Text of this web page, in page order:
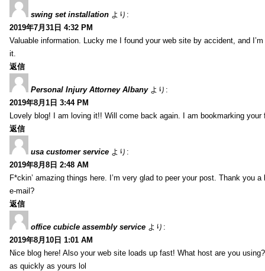
swing set installation より:
2019年7月31日 4:32 PM
Valuable information. Lucky me I found your web site by accident, and
it.
返信
Personal Injury Attorney Albany より:
2019年8月1日 3:44 PM
Lovely blog! I am loving it!! Will come back again. I am bookmarking your
返信
usa customer service より:
2019年8月8日 2:48 AM
F*ckin’ amazing things here. I’m very glad to peer your post. Thank you
e-mail?
返信
office cubicle assembly service より:
2019年8月10日 1:01 AM
Nice blog here! Also your web site loads up fast! What host are you
as quickly as yours lol